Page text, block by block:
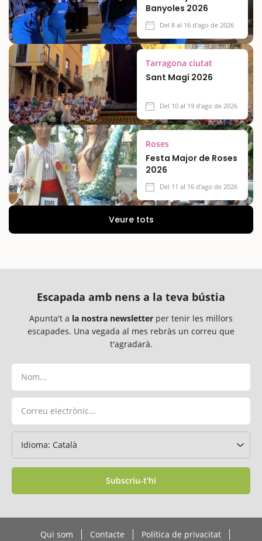
Banyoles 2026
Del 8 al 16 d'ago de 2026
Tarragona ciutat
Sant Magí 2026
Del 10 al 19 d'ago de 2026
Roses
Festa Major de Roses
2026
Del 11 al 16 d'ago de 2026
Veure tots
Escapada amb nens a la teva bústia
Apunta't a la nostra newsletter per tenir les millors
escapades. Una vegada al mes rebràs un correu que
t'agradarà.
Subscriu-t'hi
Qui som Contacte Política de privacitat